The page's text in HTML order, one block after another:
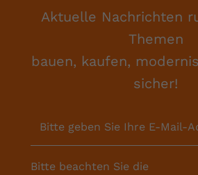
Aktuelle Nachrichten
Themen
bauen, kaufen,
sicher!
Bitte geben Sie Ihre E-Mail-
Bitte beachten Sie die